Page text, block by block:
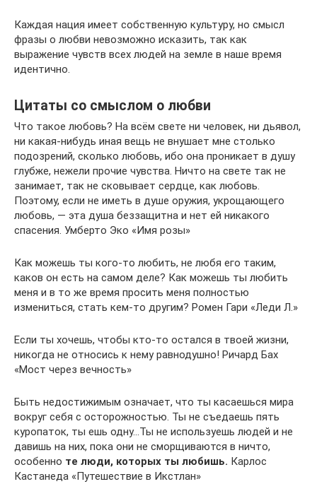
Каждая нация имеет собственную культуру, но смысл
фразы о любви невозможно исказить, так как
выражение чувств всех людей на земле в наше время
идентично.
Цитаты со смыслом о любви
Что такое любовь? На всём свете ни человек, ни дьявол,
ни какая-нибудь иная вещь не внушает мне столько
подозрений, сколько любовь, ибо она проникает в душу
глубже, нежели прочие чувства. Ничто на свете так не
занимает, так не сковывает сердце, как любовь.
Поэтому, если не иметь в душе оружия, укрощающего
любовь, — эта душа беззащитна и нет ей никакого
спасения. Умберто Эко «Имя розы»
Как можешь ты кого-то любить, не любя его таким,
каков он есть на самом деле? Как можешь ты любить
меня и в то же время просить меня полностью
измениться, стать кем-то другим? Ромен Гари «Леди Л.»
Если ты хочешь, чтобы кто-то остался в твоей жизни,
никогда не относись к нему равнодушно! Ричард Бах
«Мост через вечность»
Быть недостижимым означает, что ты касаешься мира
вокруг себя с осторожностью. Ты не съедаешь пять
куропаток, ты ешь одну…Ты не используешь людей и не
давишь на них, пока они не сморщиваются в ничто,
особенно те люди, которых ты любишь. Карлос
Кастанеда «Путешествие в Икстлан»